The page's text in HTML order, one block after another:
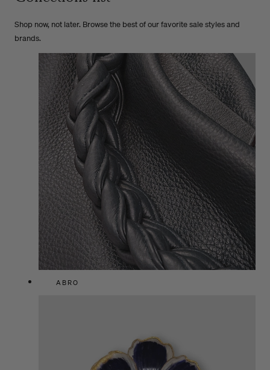
Shop now, not later. Browse the best of our favorite sale styles and
brands.
ABRO